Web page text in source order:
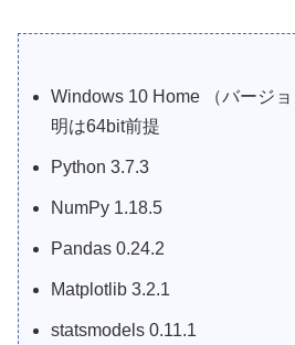
Windows 10 Home （バージ
明は64bit前提
Python 3.7.3
NumPy 1.18.5
Pandas 0.24.2
Matplotlib 3.2.1
statsmodels 0.11.1